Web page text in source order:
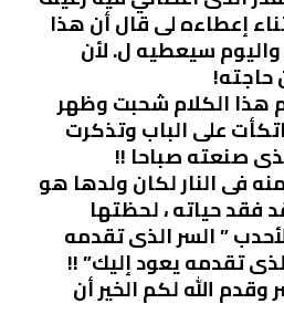
إعطاءه لى قال أن هذا
سيعطيه ل. لأن
حاجته!
هذا الكلام شحبت وظهر
على الباب وتذكرت
صنعته صباحا !!
فى النار لكان ولدها هو
فقد حياته ، لحظتها
” السر الذى تقدمه
تقدمه يعود إليك” !!
الله لكم الخير أن